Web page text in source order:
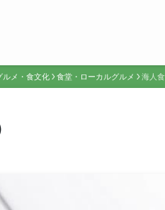
ルメ・食文化 食堂・ローカルグルメ 海人